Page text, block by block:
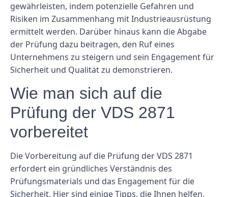
gewährleisten, indem potenzielle Gefahren und
Risiken im Zusammenhang mit Industrieausrüstung
ermittelt werden. Darüber hinaus kann die Abgabe
der Prüfung dazu beitragen, den Ruf eines
Unternehmens zu steigern und sein Engagement für
Sicherheit und Qualität zu demonstrieren.
Wie man sich auf die
Prüfung der VDS 2871
vorbereitet
Die Vorbereitung auf die Prüfung der VDS 2871
erfordert ein gründliches Verständnis des
Prüfungsmaterials und das Engagement für die
Sicherheit. Hier sind einige Tipps, die Ihnen helfen,